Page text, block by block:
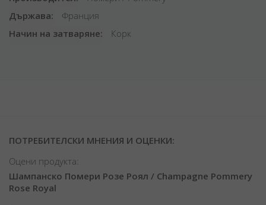
Държава
Франция
Начин на затваряне
Корк
ПОТРЕБИТЕЛСКИ МНЕНИЯ И ОЦЕНКИ:
Оцени продукта:
Шампанско Помери Розе Роял / Champagne Pommery
Rose Royal